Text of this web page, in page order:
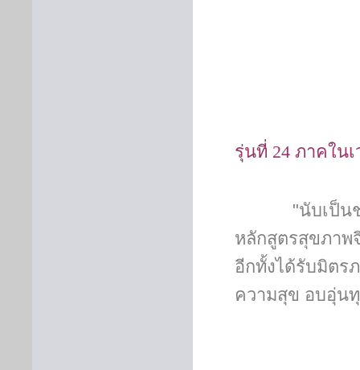
รุ่นที่ 24 ภาคในเ
"นับเป็นช่วง
หลักสูตรสุขภาพ
อีกทั้งได้รับมิตร
ความสุข อบอุ่น